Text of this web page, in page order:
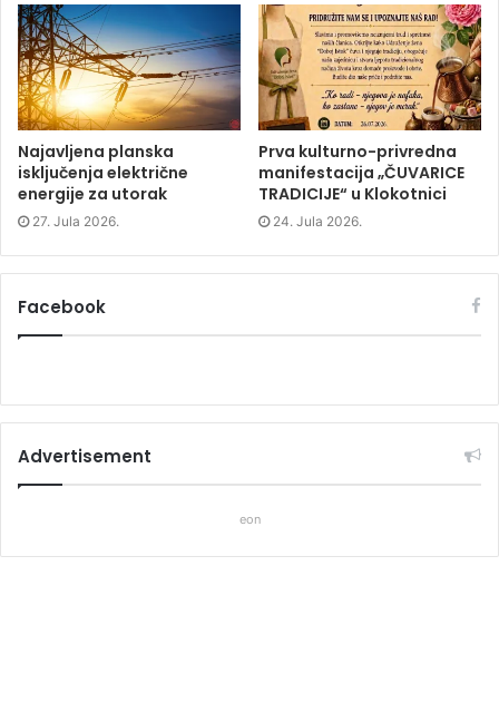
i
n
d
o
w
)
n
d
o
w
)
d
o
w
)
Najavljena planska
isključenja električne
energije za utorak
27. Jula 2026.
Prva kulturno-privredna
manifestacija „ČUVARICE
TRADICIJE“ u Klokotnici
24. Jula 2026.
Facebook
Advertisement
eon